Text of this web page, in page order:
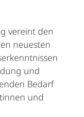
vereint den
neuesten
und
Bedarf
und